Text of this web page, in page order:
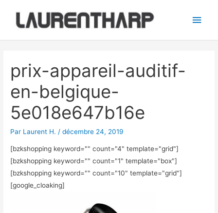
contenu
prix-appareil-auditif-
en-belgique-
5e018e647b16e
Par Laurent H. /décembre 24, 2019
[bzkshopping keyword="" count="4" template="grid"]
[bzkshopping keyword="" count="1" template="box"]
[bzkshopping keyword="" count="10" template="grid"]
[google_cloaking]
articles